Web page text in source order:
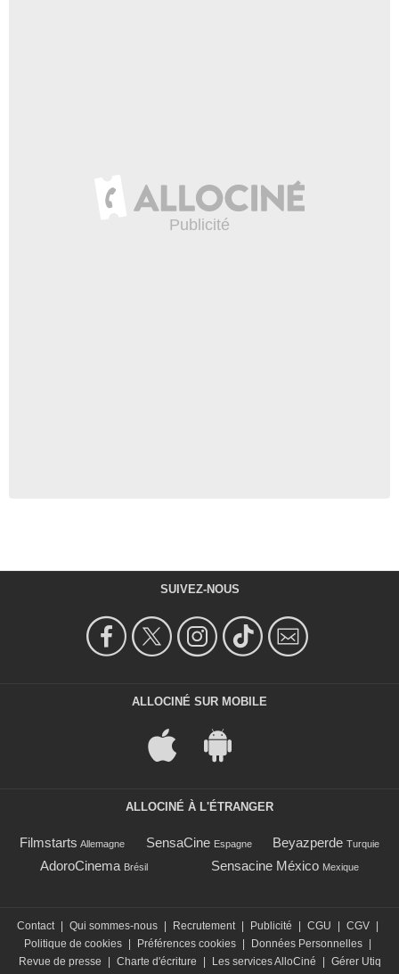
SUIVEZ-NOUS
ALLOCINÉ SUR MOBILE
ALLOCINÉ À L'ÉTRANGER
Filmstarts Allemagne SensaCine Espagne Beyazperde Turquie
AdoroCinema Brésil Sensacine México Mexique
Contact Qui sommes-nous Recrutement Publicité CGU CGV
Politique de cookies
Préférences cookies Données Personnelles
Revue de presse
Charte d'écriture Les services AlloCiné
Gérer Utiq